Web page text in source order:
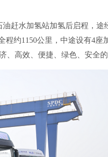
赶水加氢站加氢后启程，途
约1150公里，中途设有4座
高效、便捷、绿色、安全